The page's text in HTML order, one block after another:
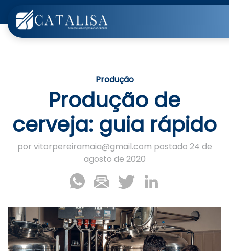
Produção
Produção de
cerveja: guia rápido
por vitorpereiramaia@gmail.com postado 24 de
agosto de 2020